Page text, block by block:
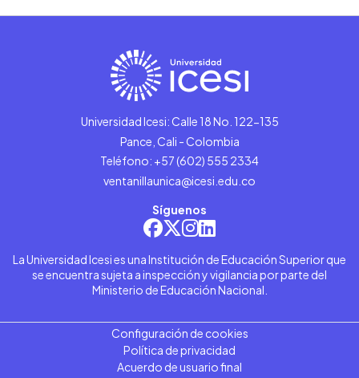
Universidad Icesi: Calle 18 No. 122-135
Pance, Cali - Colombia
Teléfono: +57 (602) 555 2334
ventanillaunica@icesi.edu.co
Síguenos
La Universidad Icesi es una Institución de Educación Superior que
se encuentra sujeta a inspección y vigilancia por parte del
Ministerio de Educación Nacional.
Configuración de cookies
Política de privacidad
Acuerdo de usuario final